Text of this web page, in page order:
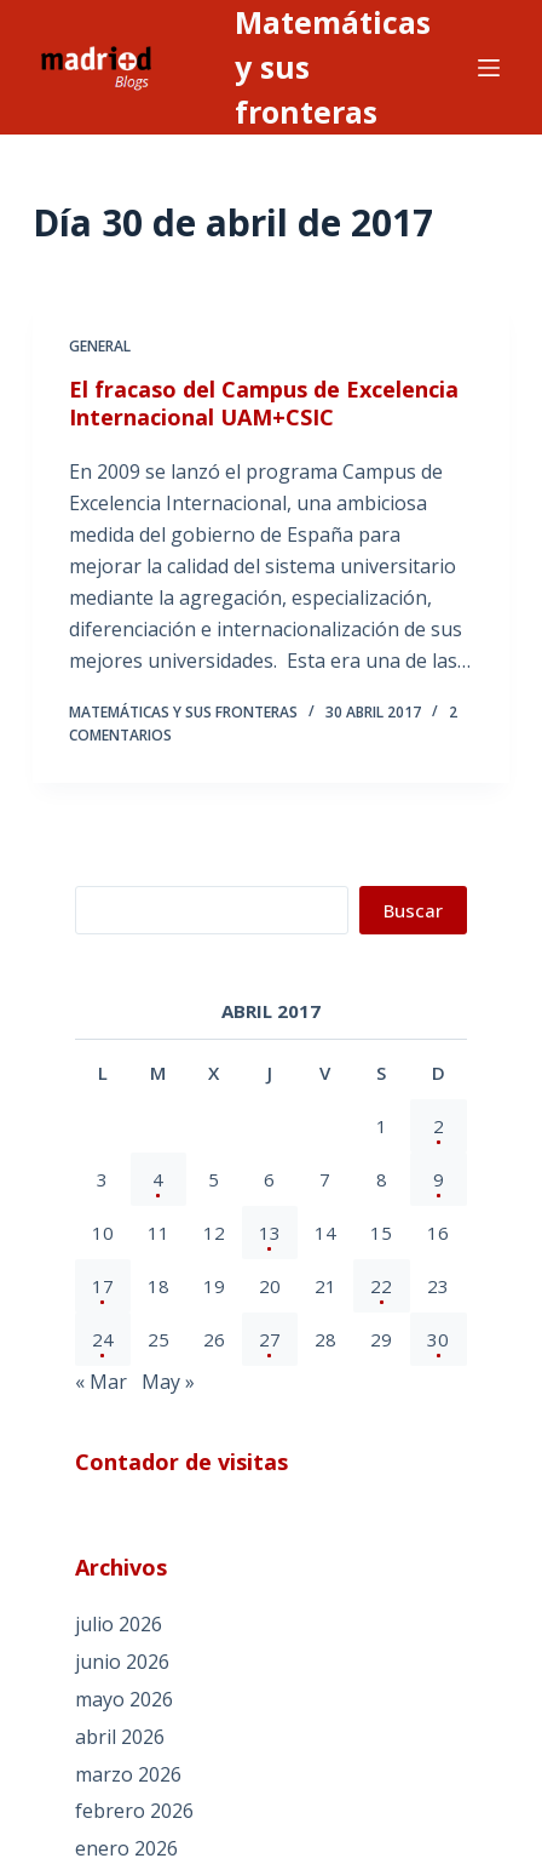
Matemáticas
y sus
fronteras
Día 30 de abril de 2017
GENERAL
El fracaso del Campus de Excelencia
Internacional UAM+CSIC
En 2009 se lanzó el programa Campus de
Excelencia Internacional, una ambiciosa
medida del gobierno de España para
mejorar la calidad del sistema universitario
mediante la agregación, especialización,
diferenciación e internacionalización de sus
mejores universidades. Esta era una de las…
MATEMÁTICAS Y SUS FRONTERAS 30 ABRIL 2017
2
COMENTARIOS
Buscar
ABRIL 2017
L M X J V S D
1 2
3 4 5 6 7 8 9
10 11 12 13 14 15 16
17 18 19 20 21 22 23
24 25 26 27 28 29 30
« Mar May »
Contador de visitas
Archivos
julio 2026
junio 2026
mayo 2026
abril 2026
marzo 2026
febrero 2026
enero 2026